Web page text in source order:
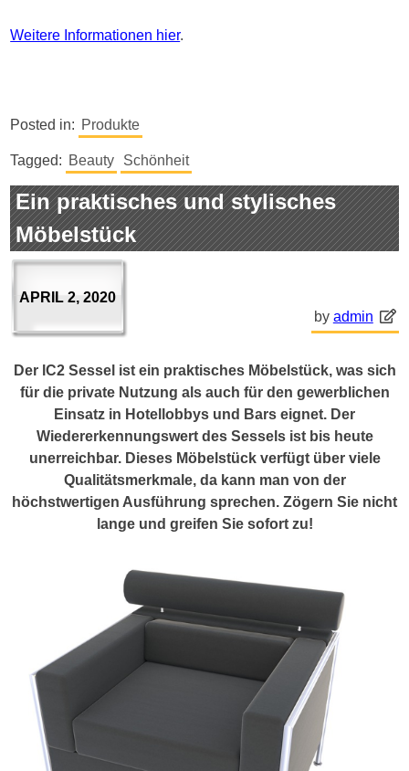
Weitere Informationen hier.
Posted in: Produkte
Tagged: Beauty Schönheit
Ein praktisches und stylisches
Möbelstück
APRIL 2, 2020
by admin
Der lC2 Sessel ist ein praktisches Möbelstück, was sich
für die private Nutzung als auch für den gewerblichen
Einsatz in Hotellobbys und Bars eignet. Der
Wiedererkennungswert des Sessels ist bis heute
unerreichbar. Dieses Möbelstück verfügt über viele
Qualitätsmerkmale, da kann man von der
höchstwertigen Ausführung sprechen. Zögern Sie nicht
lange und greifen Sie sofort zu!